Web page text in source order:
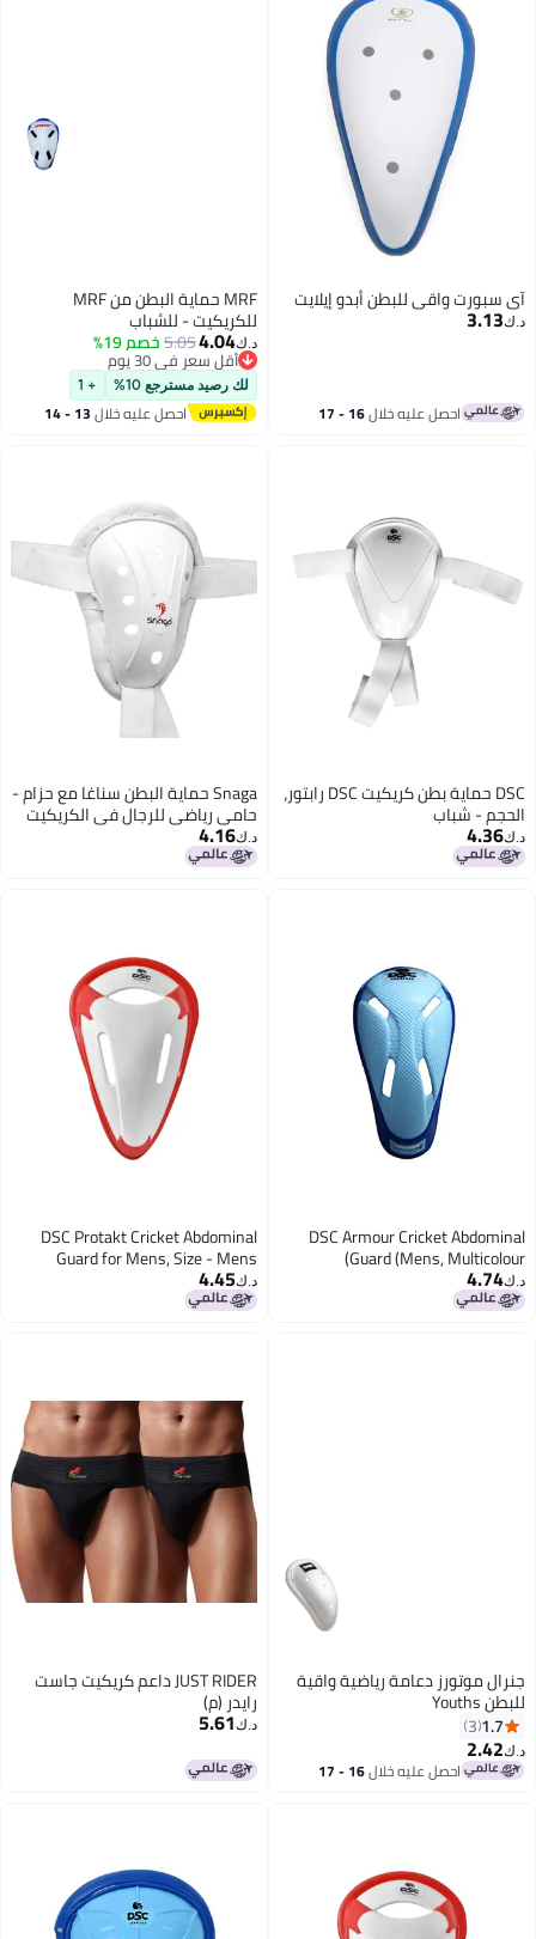
آي سبورت واقي للبطن أبدو إيلايت
د.ك‏3.13
احصل عليه خلال 16 - 17
MRF حماية البطن من MRF
للكريكيت - للشباب
د.ك‏4.04
5.05خصم 19%
أقل سعر في 30 يوم
أقل سعر في 30 يوم
لك رصيد مسترجع 10%
احصل عليه خلال 13 - 14
DSC حماية بطن كريكيت DSC رابتور،
الحجم - شباب
د.ك‏4.36
Snaga حماية البطن سناغا مع حزام -
حامي رياضي للرجال في الكريكيت
مع مرونة، واقي احترافي لحماية
منطقة الفخذ مع قابلية للتعديل،
د.ك‏4.16
DSC Armour Cricket Abdominal
Guard (Mens, Multicolour)
د.ك‏4.74
DSC Protakt Cricket Abdominal
Guard for Mens, Size - Mens
د.ك‏4.45
جنرال موتورز دعامة رياضية واقية
للبطن Youths
1.7
3
د.ك‏2.42
احصل عليه خلال 16 - 17
JUST RIDER داعم كريكيت جاست
رايدر (م)
د.ك‏5.61